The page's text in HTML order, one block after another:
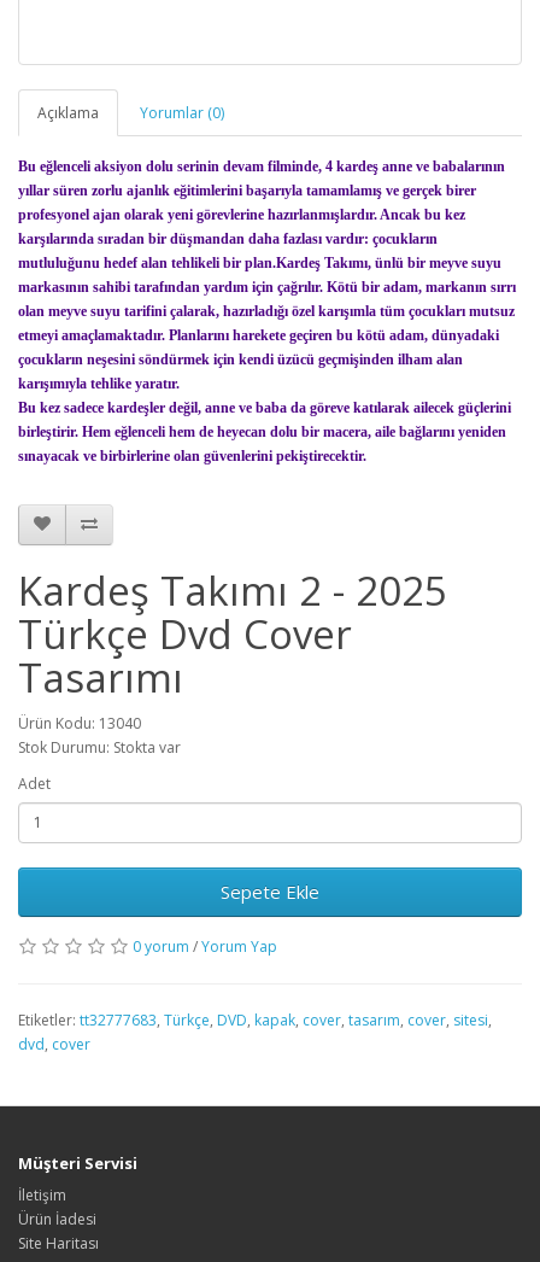
Açıklama Yorumlar (0)
Bu eğlenceli aksiyon dolu serinin devam filminde, 4 kardeş anne ve babalarının
yıllar süren zorlu ajanlık eğitimlerini başarıyla tamamlamış ve gerçek birer
profesyonel ajan olarak yeni görevlerine hazırlanmışlardır. Ancak bu kez
karşılarında sıradan bir düşmandan daha fazlası vardır: çocukların
mutluluğunu hedef alan tehlikeli bir plan.Kardeş Takımı, ünlü bir meyve suyu
markasının sahibi tarafından yardım için çağrılır. Kötü bir adam, markanın sırrı
olan meyve suyu tarifini çalarak, hazırladığı özel karışımla tüm çocukları mutsuz
etmeyi amaçlamaktadır. Planlarını harekete geçiren bu kötü adam, dünyadaki
çocukların neşesini söndürmek için kendi üzücü geçmişinden ilham alan
karışımıyla tehlike yaratır.
Bu kez sadece kardeşler değil, anne ve baba da göreve katılarak ailecek güçlerini
birleştirir. Hem eğlenceli hem de heyecan dolu bir macera, aile bağlarını yeniden
sınayacak ve birbirlerine olan güvenlerini pekiştirecektir.
Kardeş Takımı 2 - 2025
Türkçe Dvd Cover
Tasarımı
Ürün Kodu: 13040
Stok Durumu: Stokta var
Adet
Sepete Ekle
0 yorum /Yorum Yap
Etiketler: tt32777683, Türkçe, DVD, kapak, cover, tasarım, cover, sitesi,
dvd, cover
Müşteri Servisi
İletişim
Ürün İadesi
Site Haritası